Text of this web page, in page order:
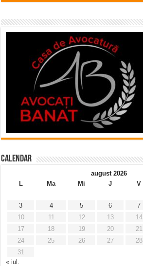
Calendar
august 2026
L
Ma Mi J V
3
4 5 6 7
10
11 12 13 14
17
18 19 20 21
24
25 26 27 28
31
« iul.